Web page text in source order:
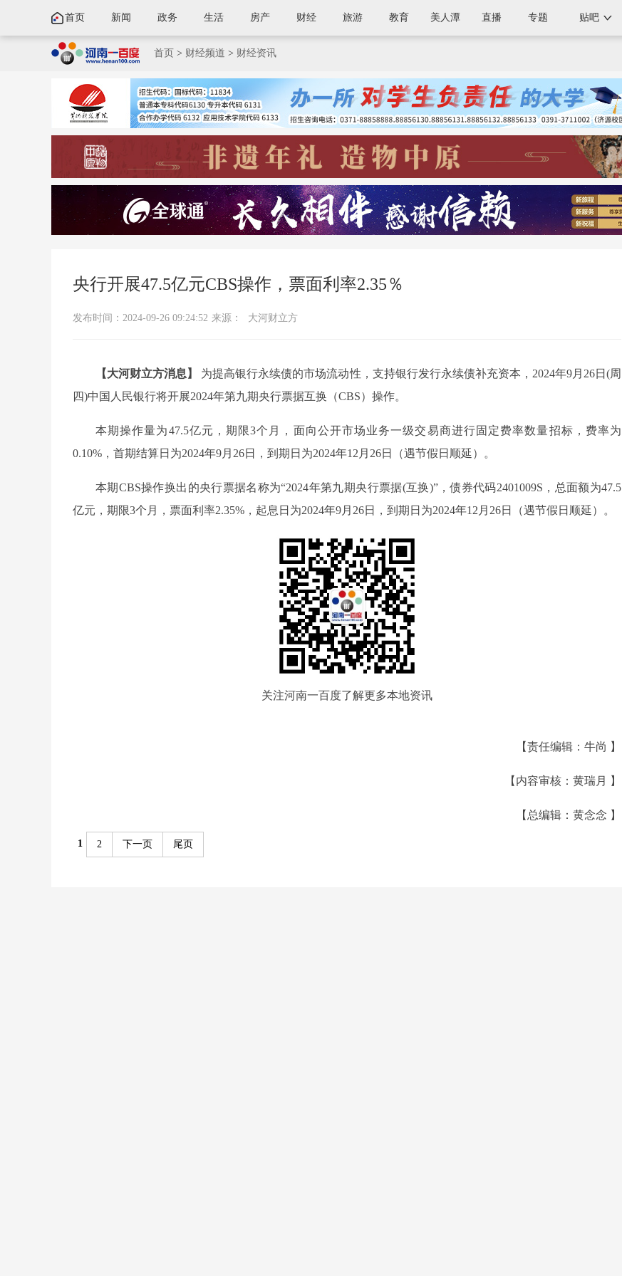
首页 新闻 政务 生活 房产 财经 旅游 教育 美人潭 直播 专题 贴吧
首页 > 财经频道 > 财经资讯
央行开展47.5亿元CBS操作，票面利率2.35％
发布时间：2024-09-26 09:24:52 来源： 大河财立方
【大河财立方消息】
为提高银行永续债的市场流动性，支持银行发行永续债补充资本，2024年9月26日(周
四)中国人民银行将开展2024年第九期央行票据互换（CBS）操作。
本期操作量为47.5亿元，期限3个月，面向公开市场业务一级交易商进行固定费率数量招标，费率为
0.10%，首期结算日为2024年9月26日，到期日为2024年12月26日（遇节假日顺延）。
本期CBS操作换出的央行票据名称为“2024年第九期央行票据(互换)”，债券代码2401009S，总面额为47.5
亿元，期限3个月，票面利率2.35%，起息日为2024年9月26日，到期日为2024年12月26日（遇节假日顺延）。
关注河南一百度了解更多本地资讯
【责任编辑：牛尚 】
【内容审核：黄瑞月 】
【总编辑：黄念念 】
1 2 下一页 尾页